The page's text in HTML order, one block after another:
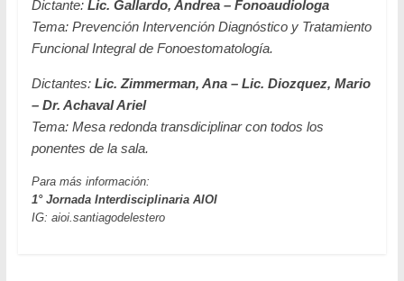
Dictante: Lic. Gallardo, Andrea – Fonoaudiologa
Tema:Prevención Intervención Diagnóstico y Tratamiento
Funcional Integral de Fonoestomatología.
Dictantes: Lic. Zimmerman, Ana – Lic. Diozquez, Mario
– Dr. Achaval Ariel
Tema:Mesa redonda transdiciplinar con todos los
ponentes de la sala.
Para más información:
1° Jornada Interdisciplinaria AIOI
IG: aioi.santiagodelestero